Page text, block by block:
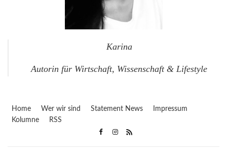
Karina
Autorin für Wirtschaft, Wissenschaft & Lifestyle
Home Wer wir sind Statement News
Impressum
Kolumne
RSS